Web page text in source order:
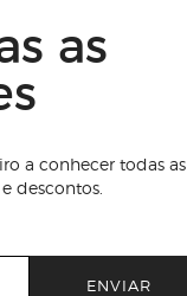
as
a conhecer todas as
descontos.
ENVIAR